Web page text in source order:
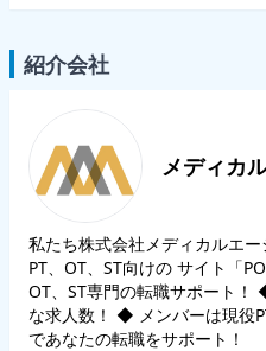
紹介会社
メディカ
私たち株式会社メディカルエ
PT、OT、ST向けの サイト「
OT、ST専門の転職サポート
な求人数！ ◆ メンバーは現役
であなたの転職をサポート！